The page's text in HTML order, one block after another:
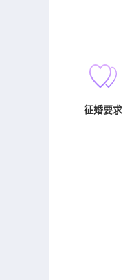
征婚要求